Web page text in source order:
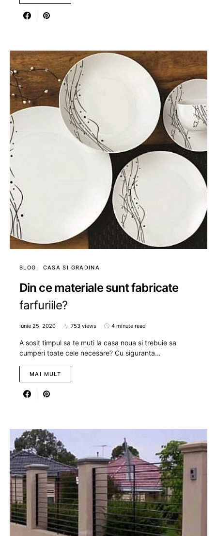
BLOG CASA SI GRADINA
Din ce materiale sunt fabricate
farfuriile?
iunie 25, 2020 753 views 4 minute read
A sosit timpul sa te muti la casa noua si trebuie sa
cumperi toate cele necesare? Cu siguranta…
MAI MULT